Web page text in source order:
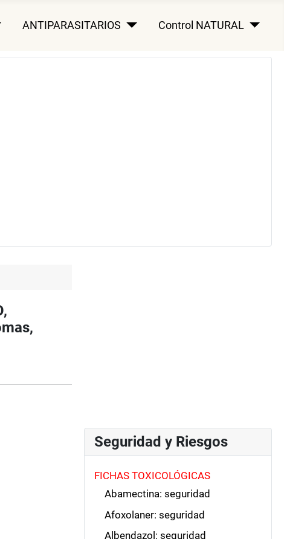
ANTIPARASITARIOS Control NATURAL
Seguridad y Riesgos
FICHAS TOXICOLÓGICAS
Abamectina: seguridad
Afoxolaner: seguridad
Albendazol: seguridad